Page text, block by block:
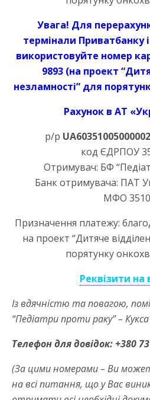
Увага! Для
термінали Приватбанку
використовуйте номер
9893 (на проект
незламності” для
Рахунок в АТ
р/р
код ЄДРПОУ
Отримувач: БФ
Банк отримувача: ПАТ
МФО
Призначення платежу:
на проект “Дитяче
порятунку
Реквізити
Із вдячністю та повагою,
“Педіатри проти раку” –
Телефон для довідок: +380
(За цими номерами – Ви
на всі питання, що у Вас